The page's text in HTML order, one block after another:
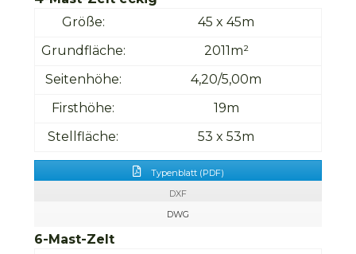
Größe:
45 x 45m
Grundfläche:
2011m²
Seitenhöhe:
4,20/5,00m
Firsthöhe:
19m
Stellfläche:
53 x 53m
Typenblatt (PDF)
DXF
DWG
6-Mast-Zelt